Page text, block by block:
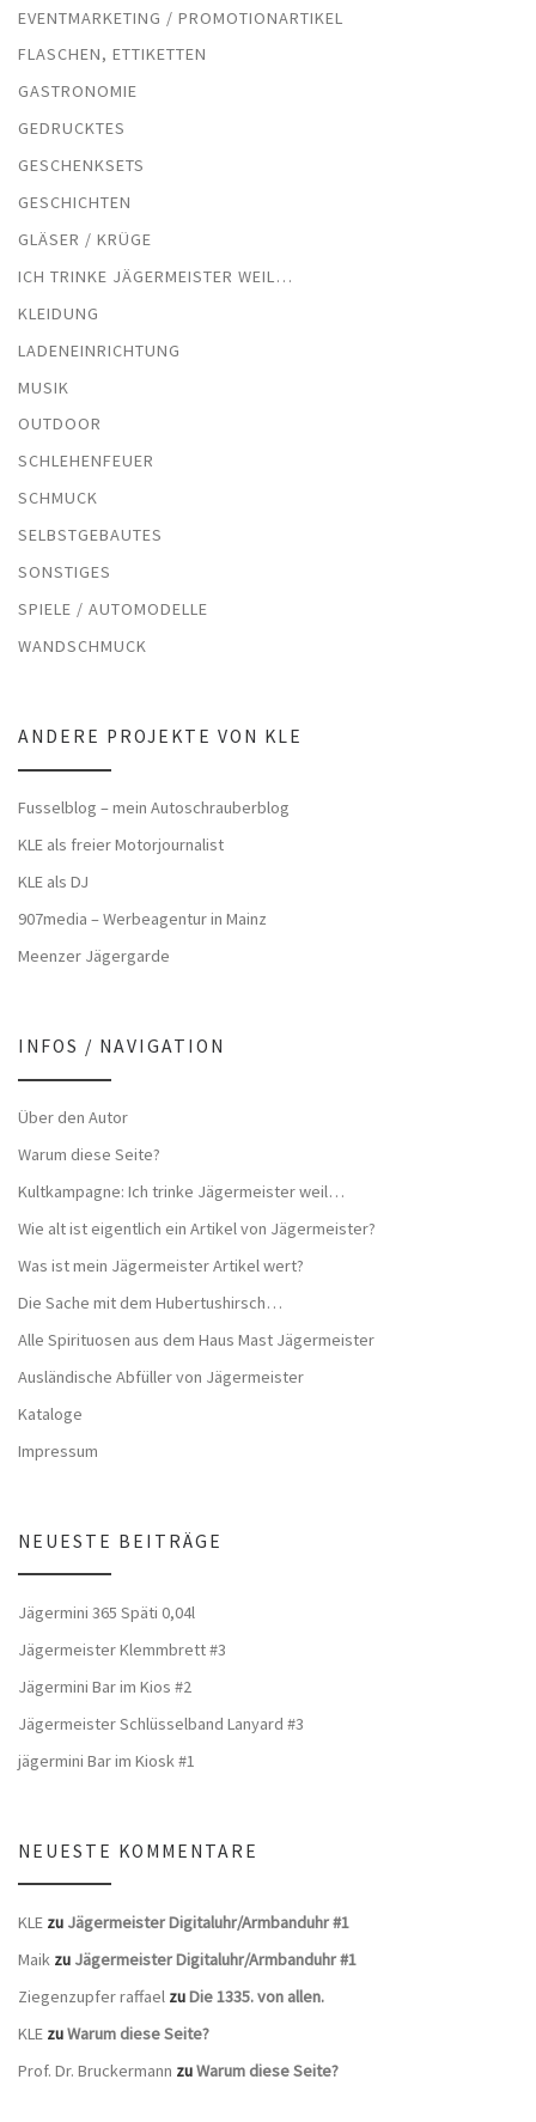
EVENTMARKETING / PROMOTIONARTIKEL
FLASCHEN, ETTIKETTEN
GASTRONOMIE
GEDRUCKTES
GESCHENKSETS
GESCHICHTEN
GLÄSER / KRÜGE
ICH TRINKE JÄGERMEISTER WEIL…
KLEIDUNG
LADENEINRICHTUNG
MUSIK
OUTDOOR
SCHLEHENFEUER
SCHMUCK
SELBSTGEBAUTES
SONSTIGES
SPIELE / AUTOMODELLE
WANDSCHMUCK
ANDERE PROJEKTE VON KLE
Fusselblog – mein Autoschrauberblog
KLE als freier Motorjournalist
KLE als DJ
907media – Werbeagentur in Mainz
Meenzer Jägergarde
INFOS / NAVIGATION
Über den Autor
Warum diese Seite?
Kultkampagne: Ich trinke Jägermeister weil…
Wie alt ist eigentlich ein Artikel von Jägermeister?
Was ist mein Jägermeister Artikel wert?
Die Sache mit dem Hubertushirsch…
Alle Spirituosen aus dem Haus Mast Jägermeister
Ausländische Abfüller von Jägermeister
Kataloge
Impressum
NEUESTE BEITRÄGE
Jägermini 365 Späti 0,04l
Jägermeister Klemmbrett #3
Jägermini Bar im Kios #2
Jägermeister Schlüsselband Lanyard #3
jägermini Bar im Kiosk #1
NEUESTE KOMMENTARE
KLE zu Jägermeister Digitaluhr/Armbanduhr #1
Maik zu Jägermeister Digitaluhr/Armbanduhr #1
Ziegenzupfer raffael zuDie 1335. von allen.
KLE zuWarum diese Seite?
Prof. Dr. Bruckermann zuWarum diese Seite?